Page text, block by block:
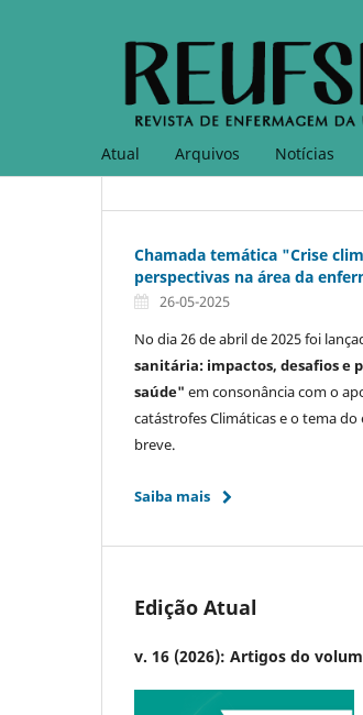
Atual Arquivos Notícias
Chamada temática "Crise
perspectivas na área da
26-05-2025
No dia 26 de abril de 2025 foi
sanitária: impactos, desafios e
saúde" em consonância com o
catástrofes Climáticas e o tema
breve.
Saiba mais
Edição Atual
v. 16 (2026): Artigos do